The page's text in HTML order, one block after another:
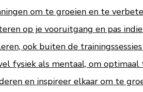
om te groeien en te
op je vooruitgang en pas
ook buiten de trainingssessies
fysiek als mentaal, om
en inspireer elkaar om te